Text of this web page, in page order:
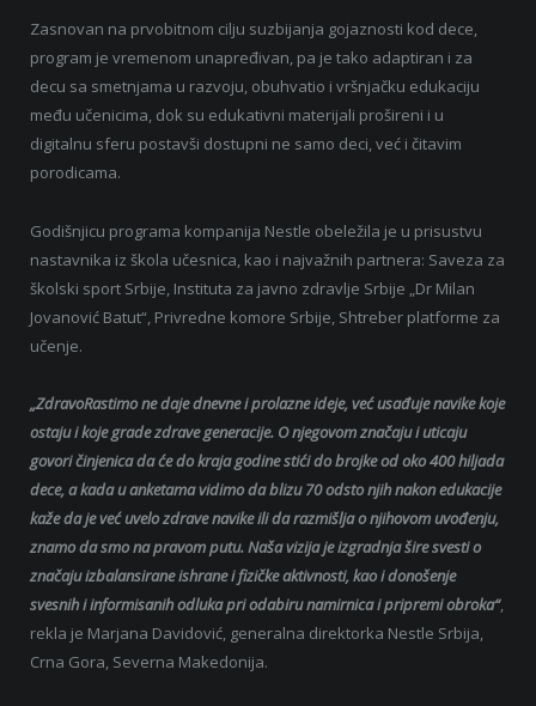
Zasnovan na prvobitnom cilju suzbijanja gojaznosti kod dece,
program je vremenom unapređivan, pa je tako adaptiran i za
decu sa smetnjama u razvoju, obuhvatio i vršnjačku edukaciju
među učenicima, dok su edukativni materijali prošireni i u
digitalnu sferu postavši dostupni ne samo deci, već i čitavim
porodicama.
Godišnjicu programa kompanija Nestle obeležila je u prisustvu
nastavnika iz škola učesnica, kao i najvažnih partnera: Saveza za
školski sport Srbije, Instituta za javno zdravlje Srbije „Dr Milan
Jovanović Batut“, Privredne komore Srbije, Shtreber platforme za
učenje.
„ZdravoRastimo ne daje dnevne i prolazne ideje, već usađuje navike koje
ostaju i koje grade zdrave generacije. O njegovom značaju i uticaju
govori činjenica da će do kraja godine stići do brojke od oko 400 hiljada
dece, a kada u anketama vidimo da blizu 70 odsto njih nakon edukacije
kaže da je već uvelo zdrave navike ili da razmišlja o njihovom uvođenju,
znamo da smo na pravom putu. Naša vizija je izgradnja šire svesti o
značaju izbalansirane ishrane i fizičke aktivnosti, kao i donošenje
svesnih i informisanih odluka pri odabiru namirnica i pripremi obroka“,
rekla je Marjana Davidović, generalna direktorka Nestle Srbija,
Crna Gora, Severna Makedonija.